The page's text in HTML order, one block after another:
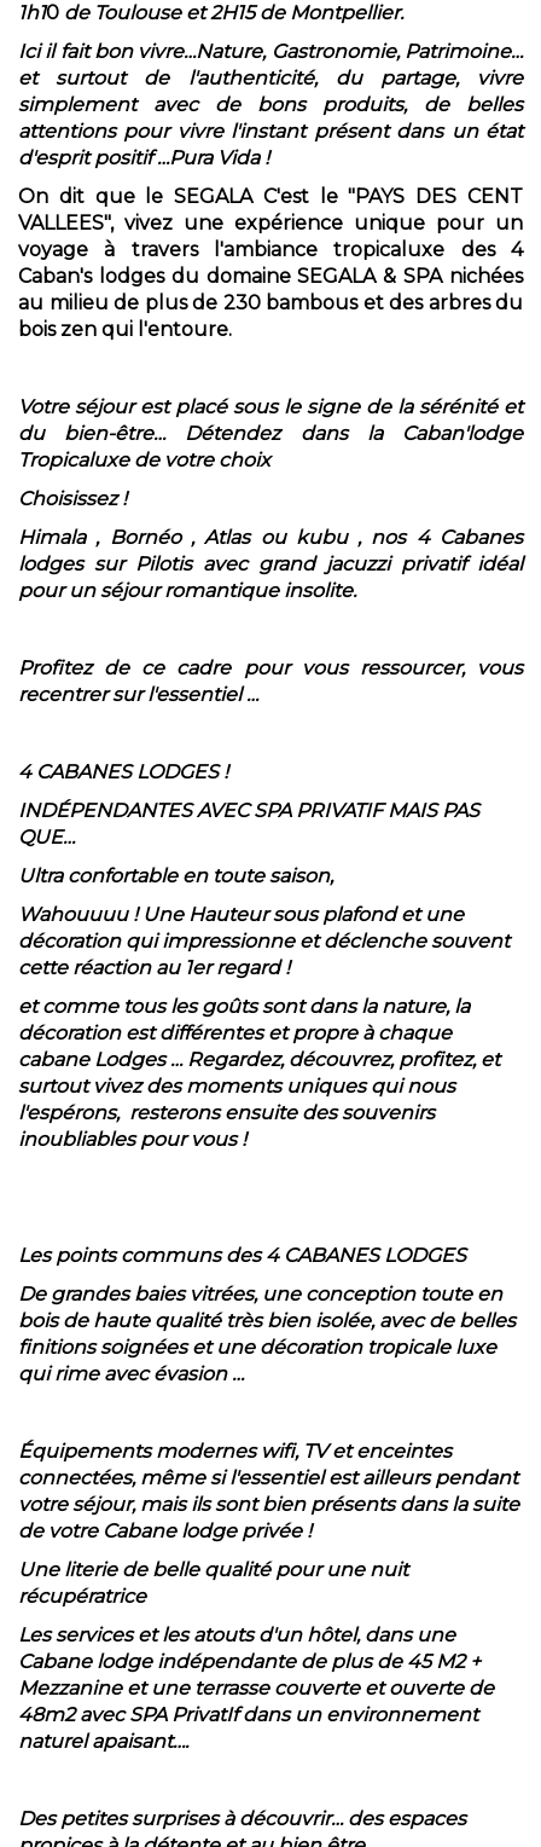
1h10 de Toulouse et 2H15 de Montpellier.
Ici il fait bon vivre…Nature, Gastronomie, Patrimoine…
et surtout de l'authenticité, du partage, vivre
simplement avec de bons produits, de belles
attentions pour vivre l'instant présent dans un état
d'esprit positif …Pura Vida !
On dit que le SEGALA C'est le "PAYS DES CENT
VALLEES", vivez une expérience unique pour un
voyage à travers l'ambiance tropicaluxe des 4
Caban's lodges du domaine SEGALA & SPA nichées
au milieu de plus de 230 bambous et des arbres du
bois zen qui l'entoure.
Votre séjour est placé sous le signe de la sérénité et
du bien-être… Détendez dans la Caban'lodge
Tropicaluxe de votre choix
Choisissez !
Himala , Bornéo , Atlas ou kubu , nos 4 Cabanes
lodges sur Pilotis avec grand jacuzzi privatif idéal
pour un séjour romantique insolite.
Profitez de ce cadre pour vous ressourcer, vous
recentrer sur l'essentiel …
4 CABANES LODGES !
INDÉPENDANTES AVEC SPA PRIVATIF MAIS PAS
QUE…
Ultra confortable en toute saison,
Wahouuuu ! Une Hauteur sous plafond et une
décoration qui impressionne et déclenche souvent
cette réaction au 1er regard !
et comme tous les goûts sont dans la nature, la
décoration est différentes et propre à chaque
cabane Lodges … Regardez, découvrez, profitez, et
surtout vivez des moments uniques qui nous
l'espérons, resterons ensuite des souvenirs
inoubliables pour vous !
Les points communs des 4 CABANES LODGES
De grandes baies vitrées, une conception toute en
bois de haute qualité très bien isolée, avec de belles
finitions soignées et une décoration tropicale luxe
qui rime avec évasion …
Équipements modernes wifi, TV et enceintes
connectées, même si l'essentiel est ailleurs pendant
votre séjour, mais ils sont bien présents dans la suite
de votre Cabane lodge privée !
Une literie de belle qualité pour une nuit
récupératrice
Les services et les atouts d'un hôtel, dans une
Cabane lodge indépendante de plus de 45 M2 +
Mezzanine et une terrasse couverte et ouverte de
48m2 avec SPA PrivatIf dans un environnement
naturel apaisant….
Des petites surprises à découvrir… des espaces